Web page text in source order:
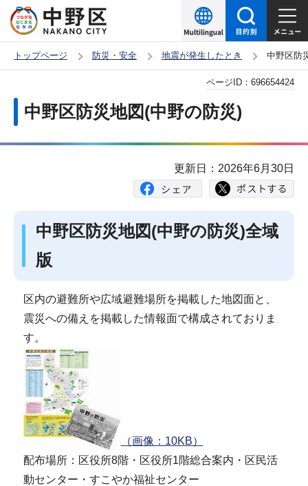
の
ー
頭
トップページ 防災・安全 地震が発生したとき 中野区防
中野区防災地図(中野の防災)
ページID： 696654424
更新日：2026年6月30日
中野区防災地図(中野の防災)全域
版
区内の避難所や広域避難場所を掲載した地図面と、
震災への備えを掲載した情報面で構成されておりま
す。
（画像：10KB）
配布場所：区役所8階・区役所1階総合案内・区民活
動センター・すこやか福祉センター